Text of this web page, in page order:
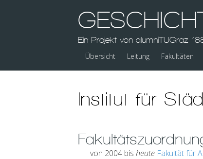
Ein Projekt von alumniTUGraz
Übersicht Leitung Fakultäten
Institut für
von 2004 bis heute Fakultät für